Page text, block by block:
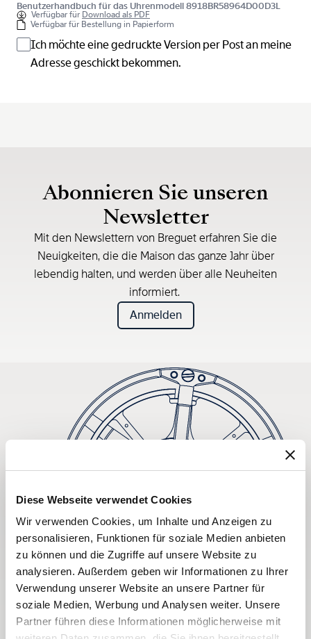
Diese Webseite verwendet Cookies
Wir verwenden Cookies, um Inhalte und Anzeigen zu
personalisieren, Funktionen für soziale Medien anbieten
zu können und die Zugriffe auf unsere Website zu
analysieren. Außerdem geben wir Informationen zu Ihrer
Verwendung unserer Website an unsere Partner für
soziale Medien, Werbung und Analysen weiter. Unsere
Partner führen diese Informationen möglicherweise mit
Benutzerhandbuch für das Uhrenmodell 8918BR58964D00D3L
Verfügbar für Download als PDF
Verfügbar für Bestellung in Papierform
Ich möchte eine gedruckte Version per Post an meine
Adresse geschickt bekommen.
Abonnieren Sie unseren
Newsletter
Mit den Newslettern von Breguet erfahren Sie die
Neuigkeiten, die die Maison das ganze Jahr über
lebendig halten, und werden über alle Neuheiten
informiert.
Anmelden